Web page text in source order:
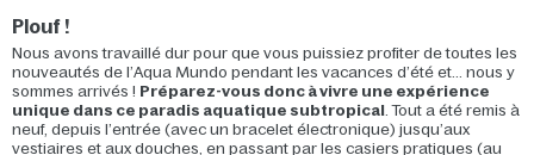
Plouf !
Nous avons travaillé dur pour que vous puissiez profiter de toutes les
nouveautés de l’Aqua Mundo pendant les vacances d’été et... nous y
sommes arrivés ! Préparez-vous donc à vivre une expérience
unique dans ce paradis aquatique subtropical. Tout a été remis à
neuf, depuis l’entrée (avec un bracelet électronique) jusqu’aux
vestiaires et aux douches, en passant par les casiers pratiques (au